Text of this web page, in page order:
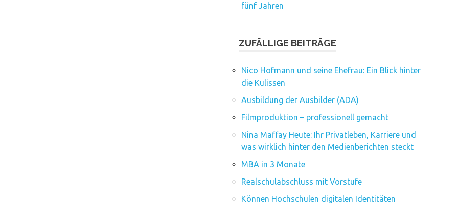
fünf Jahren
ZUFÄLLIGE BEITRÄGE
Nico Hofmann und seine Ehefrau: Ein Blick hinter
die Kulissen
Ausbildung der Ausbilder (ADA)
Filmproduktion – professionell gemacht
Nina Maffay Heute: Ihr Privatleben, Karriere und
was wirklich hinter den Medienberichten steckt
MBA in 3 Monate
Realschulabschluss mit Vorstufe
Können Hochschulen digitalen Identitäten